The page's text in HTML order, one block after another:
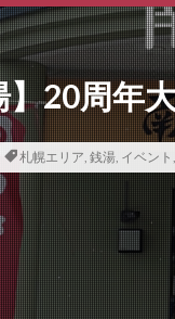
20周年
札幌エリア, 銭湯, イベント ,